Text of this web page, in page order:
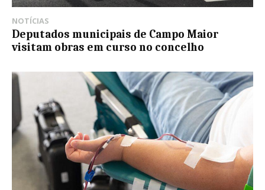
NOTÍCIAS
Deputados municipais de Campo Maior
visitam obras em curso no concelho